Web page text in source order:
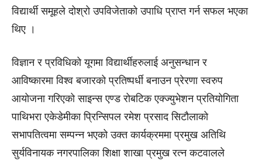
विद्यार्थी समूहले दोश्रो उपविजेताको उपाधि प्राप्त गर्न सफल भएका
थिए ।
विज्ञान र प्रविधिको यूगमा विद्यार्थीहरुलाई अनुसन्धान र
आविष्कारमा विश्व बजारको प्रतिष्पर्धी बनाउन प्रेरणा स्वरुप
आयोजना गरिएको साइन्स एण्ड रोबटिक एक्ज्युभेशन प्रतियोगिता
पाथिभरा एकेडेमीका प्रिन्सिपल रमेश प्रसाद सिटौलाको
सभापतित्वमा सम्पन्न भएको उक्त कार्यक्रममा प्रमुख अतिथि
सुर्यविनायक नगरपालिका शिक्षा शाखा प्रमुख रत्न कटवालले